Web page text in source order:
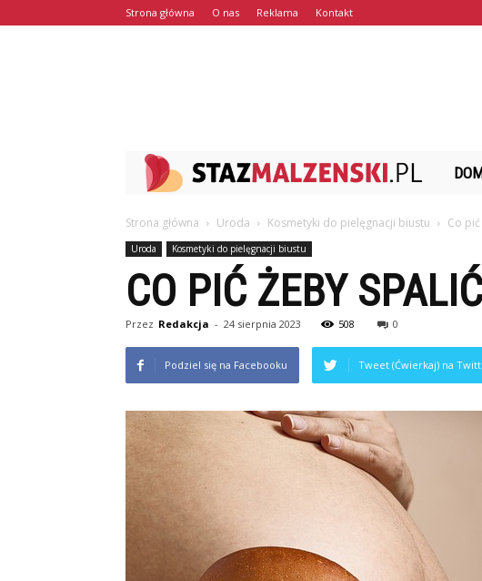
Strona główna O nas Reklama Kontakt
DOM
Strona główna Uroda Kosmetyki do pielęgnacji biustu Co
Uroda Kosmetyki do pielęgnacji biustu
CO PIĆ ŻEBY
Przez Redakcja - 24 sierpnia 2023 508 0
Podziel się na Facebooku Tweet (Ćwierkaj) na